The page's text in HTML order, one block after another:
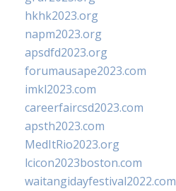
hkhk2023.org
napm2023.org
apsdfd2023.org
forumausape2023.com
imkl2023.com
careerfaircsd2023.com
apsth2023.com
MedItRio2023.org
lcicon2023boston.com
waitangidayfestival2022.com